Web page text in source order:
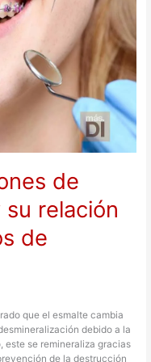
de
relación
de
que el esmalte cambia
debido a la
este se remineraliza gracias
de la destrucción